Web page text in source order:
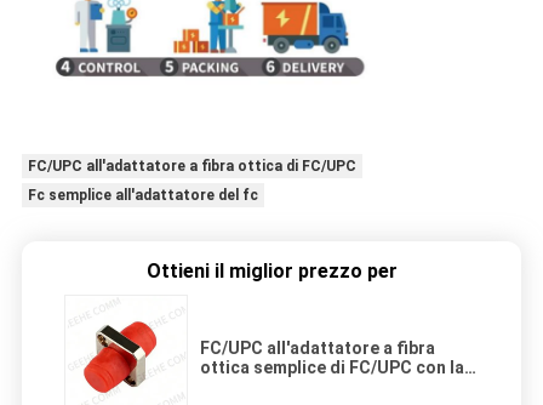
FC/UPC all'adattatore a fibra ottica di FC/UPC
Fc semplice all'adattatore del fc
Ottieni il miglior prezzo per
FC/UPC all'adattatore a fibra
ottica semplice di FC/UPC con la